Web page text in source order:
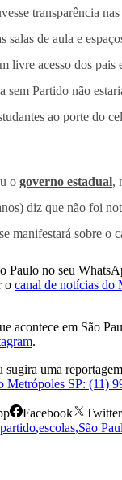
transparência
salas de aula e
livre acesso dos pais
Partido não
ao porte do
o governo estadual,
diz que não foi
manifestará sobre o
Paulo no seu
o canal de notícias do
acontece em São
.
sugira uma
Metrópoles SP: (11)
Facebook
Twitter
,escolas,São